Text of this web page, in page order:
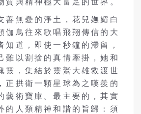
善無憂的淨土，花兒嫵媚白
伽鳥往來歌唱飛翔傳信的大
知道，即使一秒鐘的滯留，
難以割捨的真情牽掛，她和
靈，集結於靈鷲大雄救渡世
正拱衛一顆星球為之嘆羨的
藝術寶庫。最主要的，其實
的人類精神和諧的旨歸：須